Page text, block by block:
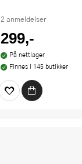
2 anmeldelser
299,-
På nettlager
Finnes i 145 butikker